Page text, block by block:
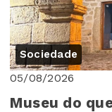
Sociedade
05/08/2026
Museu do